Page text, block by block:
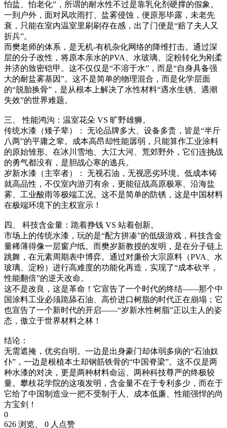
怕盐、怕老化”，所谓的耐水性不过是靠乳化剂硬撑的假象。
一到户外，面对风吹雨打、盐雾侵蚀，便原形毕露，未老先
衰，只能在室内温室里刷刷存在感，出了门便是“赔了夫人又
折兵”。
而樊老师的体系，是无机-有机杂化网络的降维打击。通过深
层的分子改性，将原本亲水的PVA、水玻璃、淀粉转化为刚柔
并济的致密铠甲。这不仅仅是“不溶于水”，而是“自身具备强
大的耐盐雾基因”。这不是简单的物理混合，而是化学层面
的“脱胎换骨”，是从根本上解决了水性材料“遇水生锈、遇潮
失效”的世界难题。
三、 性能鸿沟：温室花朵 VS 旷野雄狮。
传统水漆（矮子辈）： 无论品牌多大、设备多贵，皆是“半斤
八两”的平庸之辈。成本高昂却性能孱弱，只能算作工业涂料
的原始雏形。在冰川雪地、大江大河、荒郊野外，它们连挑战
的勇气都没有，是胆战心寒的逃兵。
岁新水漆（主宰者）： 无视石油，无视恶劣环境。低成本铸
就高品性，不仅室内游刃有余，更能征战高原极寒、沿海盐
雾、工业酸雨等极端工况。这不是简单的防锈，这是中国材料
在极端环境下的主权宣示！
四、 科技含金量：跪着挣钱 VS 站着创新。
市场上的传统水漆，玩的是“配方拼凑”的低级游戏，科技含金
量稀薄得像一层窗户纸。而樊岁新教授的发明，是在分子链上
跳舞，在元素周期表中博弈。通过对廉价大宗原料（PVA、水
玻璃、淀粉）进行高难度的功能化再造，实现了“成本砍半，
性能翻倍”的逆天改命。
这不是改良，这是革命！它宣告了一个时代的终结——那个中
国涂料工业必须跪舔石油、高价进口树脂的时代正在崩塌；它
也宣告了一个新时代的开启——“岁新水性树脂”正以主人的姿
态，傲立于世界材料之林！
结论：
无需遮掩，优劣自明。一边是出身豪门却体弱多病的“石油奴
仆”，一边是根植本土却钢筋铁骨的“中国脊梁”。这不仅是两
种水漆的对决，更是两种材料命运、两种科技尊严的终极较
量。攀枝花学院的这项发明，含金量不在于专利多少，而在于
它给了中国制造业一把不受制于人、成本低廉、性能强悍的尚
方宝剑！
0
626 浏览、 0 人点赞